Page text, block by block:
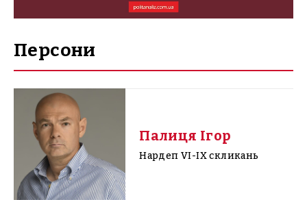
Персони
Палиця Ігор
Нардеп VI-IX скликань